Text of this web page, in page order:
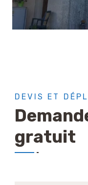
DEVIS ET
gratuit